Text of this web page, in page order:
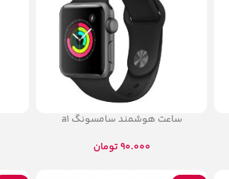
ساعت هوشمند سامسونگ a1
90.000 تومان